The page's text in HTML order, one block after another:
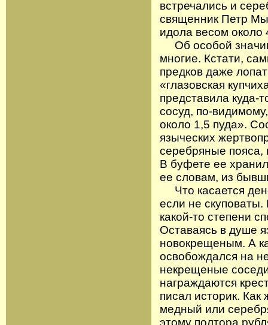
встречались и
священник Петр
идола весом около
Об особой
многие. Кстати,
предков даже
«глазовская
представила куда-
сосуд, по-
около 1,5 пуда».
языческих
серебряные пояса,
В буфете ее
ее словам, из
Что касается
если не скуповаты.
какой-то степени
Оставаясь в душе
новокрещеным. А
освобождался на
некрещеные
награждаются
писал историк.
медный или
этому полтора